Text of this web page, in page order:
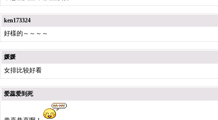
ken173324
好樣的～～～～
媛媛
女排比较好看
爱蕊爱到死